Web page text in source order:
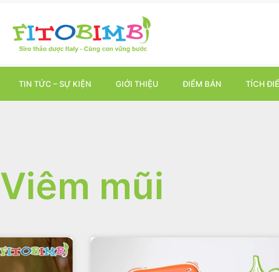
TIN TỨC – SỰ KIỆN GIỚI THIỆU ĐIỂM BÁN TÍCH
Viêm mũi